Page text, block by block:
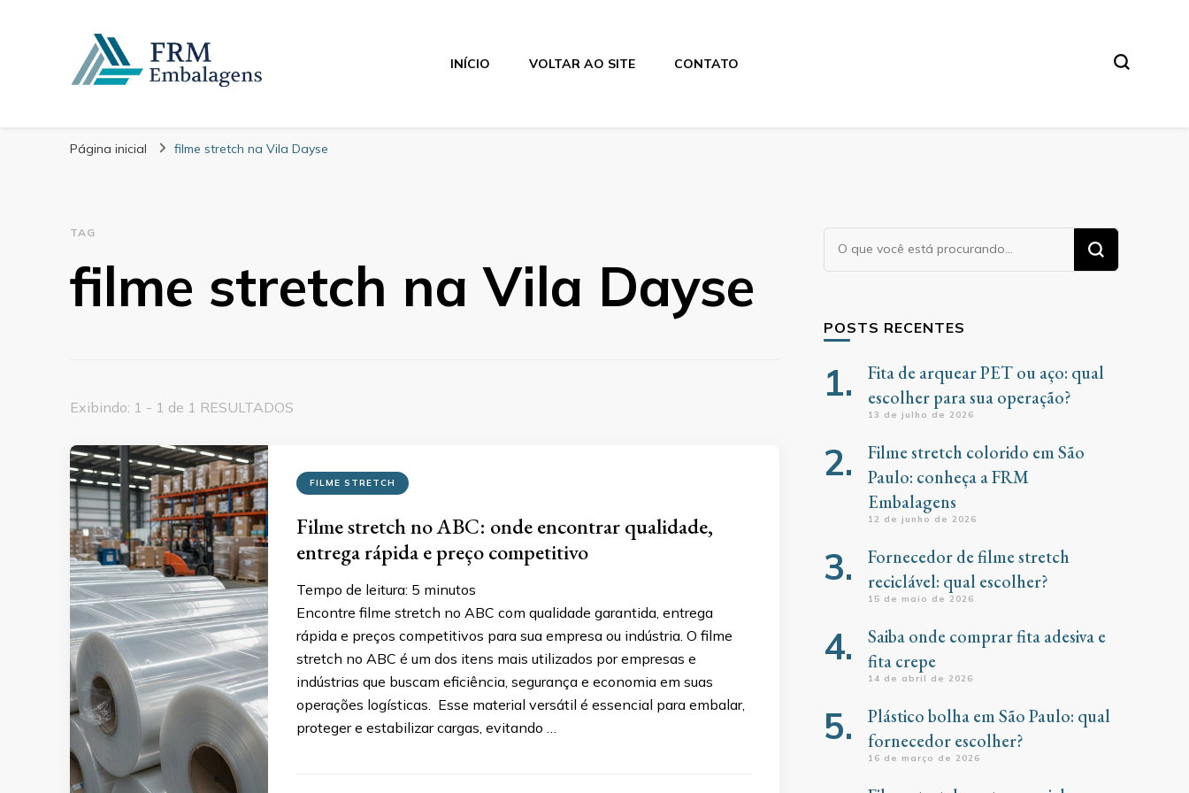
FRM Embalagens
INÍCIO VOLTAR AO SITE CONTATO
Página inicial filme stretch na Vila Dayse
TAG
filme stretch na Vila Dayse
Exibindo: 1 - 1 de 1 RESULTADOS
FILME STRETCH
Filme stretch no ABC: onde encontrar qualidade,
entrega rápida e preço competitivo
Tempo de leitura: 5 minutos
Encontre filme stretch no ABC com qualidade garantida, entrega
rápida e preços competitivos para sua empresa ou indústria. O filme
stretch no ABC é um dos itens mais utilizados por empresas e
indústrias que buscam eficiência, segurança e economia em suas
operações logísticas. Esse material versátil é essencial para embalar,
proteger e estabilizar cargas, evitando …
Procurando
algo?
POSTS RECENTES
Fita de arquear PET ou aço: qual
escolher para sua operação?
13 de julho de 2026
Filme stretch colorido em São
Paulo: conheça a FRM
Embalagens
12 de junho de 2026
Fornecedor de filme stretch
reciclável: qual escolher?
15 de maio de 2026
Saiba onde comprar fita adesiva e
fita crepe
14 de abril de 2026
Plástico bolha em São Paulo: qual
fornecedor escolher?
16 de março de 2026